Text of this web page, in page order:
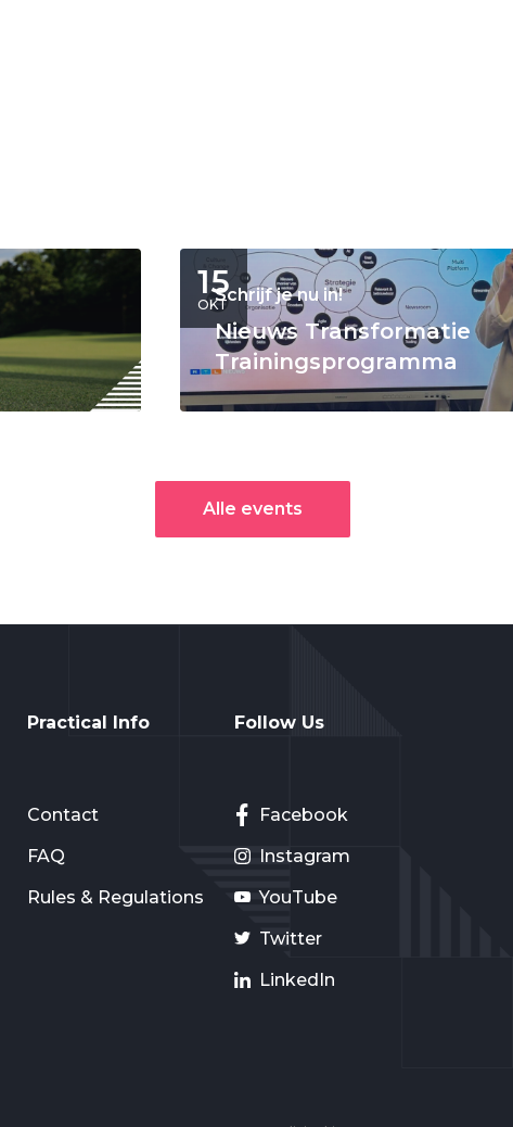
15
OKTSchrijf je nu in!
Nieuws Transformatie
Trainingsprogramma
Alle events
Practical Info
Contact
FAQ
Rules & Regulations
Follow Us
Facebook
Instagram
YouTube
Twitter
LinkedIn